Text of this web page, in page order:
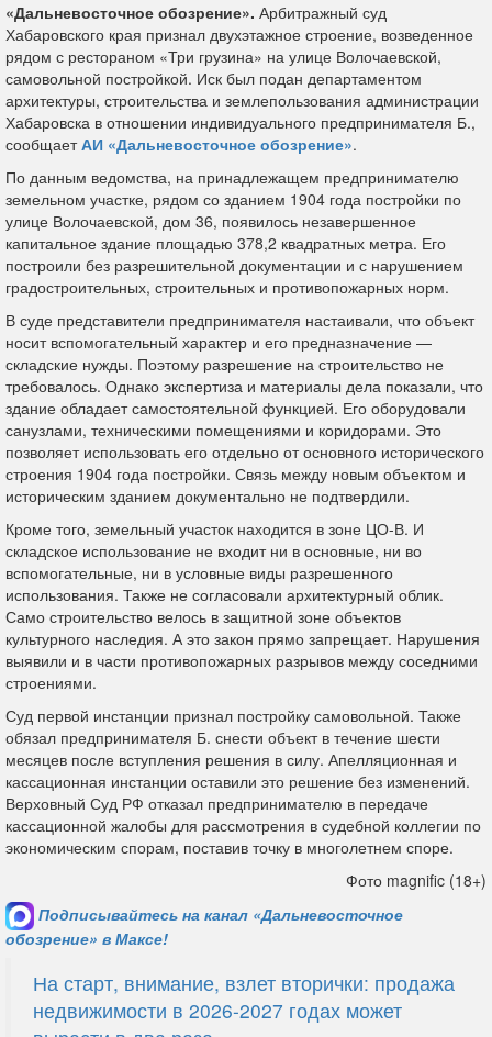
«Дальневосточное обозрение». Арбитражный суд
Хабаровского края признал двухэтажное строение, возведенное
рядом с рестораном «Три грузина» на улице Волочаевской,
самовольной постройкой. Иск был подан департаментом
архитектуры, строительства и землепользования администрации
Хабаровска в отношении индивидуального предпринимателя Б.,
сообщаетАИ «Дальневосточное обозрение».
По данным ведомства, на принадлежащем предпринимателю
земельном участке, рядом со зданием 1904 года постройки по
улице Волочаевской, дом 36, появилось незавершенное
капитальное здание площадью 378,2 квадратных метра. Его
построили без разрешительной документации и с нарушением
градостроительных, строительных и противопожарных норм.
В суде представители предпринимателя настаивали, что объект
носит вспомогательный характер и его предназначение —
складские нужды. Поэтому разрешение на строительство не
требовалось. Однако экспертиза и материалы дела показали, что
здание обладает самостоятельной функцией. Его оборудовали
санузлами, техническими помещениями и коридорами. Это
позволяет использовать его отдельно от основного исторического
строения 1904 года постройки. Связь между новым объектом и
историческим зданием документально не подтвердили.
Кроме того, земельный участок находится в зоне ЦО-В. И
складское использование не входит ни в основные, ни во
вспомогательные, ни в условные виды разрешенного
использования. Также не согласовали архитектурный облик.
Само строительство велось в защитной зоне объектов
культурного наследия. А это закон прямо запрещает. Нарушения
выявили и в части противопожарных разрывов между соседними
строениями.
Суд первой инстанции признал постройку самовольной. Также
обязал предпринимателя Б. снести объект в течение шести
месяцев после вступления решения в силу. Апелляционная и
кассационная инстанции оставили это решение без изменений.
Верховный Суд РФ отказал предпринимателю в передаче
кассационной жалобы для рассмотрения в судебной коллегии по
экономическим спорам, поставив точку в многолетнем споре.
Фото magnific (18+)
Подписывайтесь на канал «Дальневосточное
обозрение» в Максе!
На старт, внимание, взлет вторички: продажа
недвижимости в 2026-2027 годах может